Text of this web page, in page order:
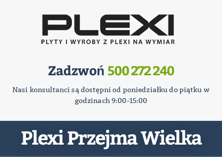
Zadzwoń 500 272 240
Nasi konsultanci są dostępni od poniedziałku do piątku w
godzinach 9:00-15:00
Plexi Przejma Wielka